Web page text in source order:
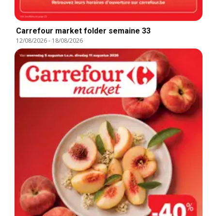
Carrefour market folder semaine 33
12/08/2026- 18/08/2026